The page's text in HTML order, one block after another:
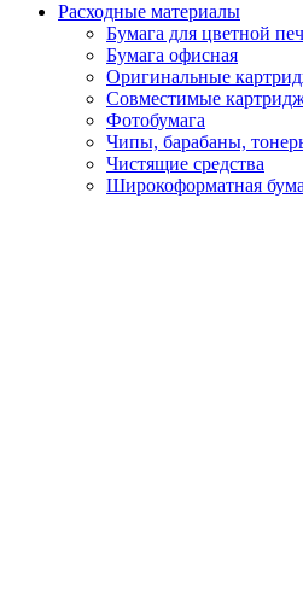
Расходные материалы
Бумага для цветной
Бумага офисная
Оригинальные
Совместимые
Фотобумага
Чипы, барабаны,
Чистящие средства
Широкоформатная